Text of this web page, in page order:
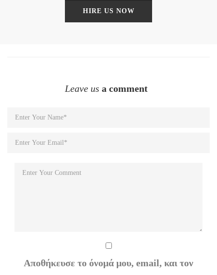
HIRE US NOW
Leave us a comment
Αποθήκευσε το όνομά μου, email, και τον